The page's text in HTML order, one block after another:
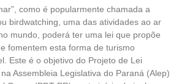
como é popularmente chamada a
birdwatching, uma das atividades ao ar
mundo, poderá ter uma lei que propõe
fomentem esta forma de turismo
Este é o objetivo do Projeto de Lei
Assembleia Legislativa do Paraná (Alep)